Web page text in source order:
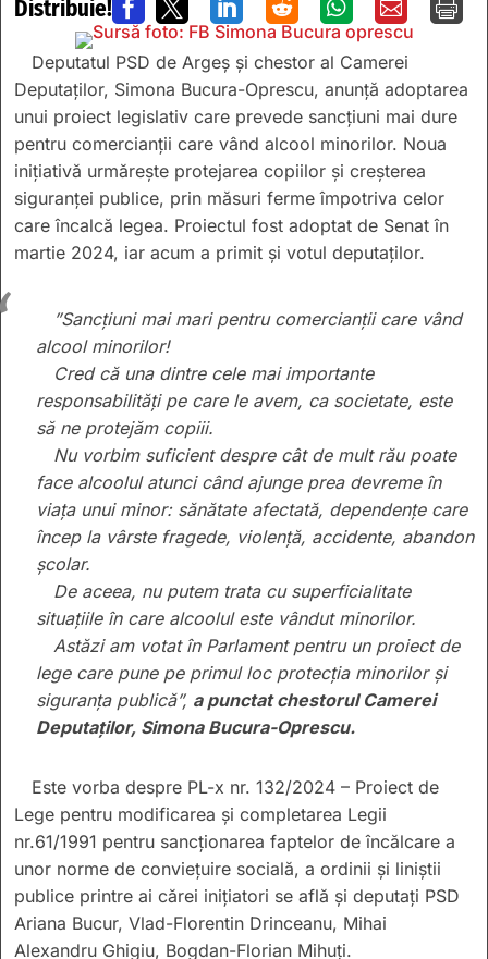
Distribuie!       
Deputatul PSD de Argeș și chestor al Camerei
Deputaților, Simona Bucura-Oprescu, anunță adoptarea
unui proiect legislativ care prevede sancțiuni mai dure
pentru comercianții care vând alcool minorilor. Noua
inițiativă urmărește protejarea copiilor și creșterea
siguranței publice, prin măsuri ferme împotriva celor
care încalcă legea. Proiectul fost adoptat de Senat în
martie 2024, iar acum a primit și votul deputaților.
”Sancțiuni mai mari pentru comercianții care vând
alcool minorilor!
Cred că una dintre cele mai importante
responsabilități pe care le avem, ca societate, este
să ne protejăm copiii.
Nu vorbim suficient despre cât de mult rău poate
face alcoolul atunci când ajunge prea devreme în
viața unui minor: sănătate afectată, dependențe care
încep la vârste fragede, violență, accidente, abandon
școlar.
De aceea, nu putem trata cu superficialitate
situațiile în care alcoolul este vândut minorilor.
Astăzi am votat în Parlament pentru un proiect de
lege care pune pe primul loc protecția minorilor și
siguranța publică”, a punctat chestorul Camerei
Deputaților, Simona Bucura-Oprescu.
Este vorba despre PL-x nr. 132/2024 – Proiect de
Lege pentru modificarea şi completarea Legii
nr.61/1991 pentru sancţionarea faptelor de încălcare a
unor norme de convieţuire socială, a ordinii şi liniştii
publice printre ai cărei inițiatori se află și deputați PSD
Ariana Bucur, Vlad-Florentin Drinceanu, Mihai
Alexandru Ghigiu, Bogdan-Florian Mihuţi.